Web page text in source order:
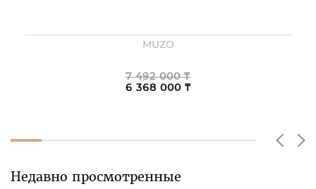
MUZO
7 492 000 ₸
6 368 000 ₸
Недавно просмотренные